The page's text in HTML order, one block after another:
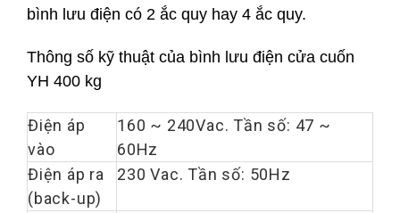
bình lưu điện có 2 ắc quy hay 4 ắc quy.
Thông số kỹ thuật của bình lưu điện cửa cuốn
YH 400 kg
Điện áp
vào
160 ~ 240Vac. Tần số: 47 ~
60Hz
Điện áp ra
(back-up)
230 Vac. Tần số: 50Hz